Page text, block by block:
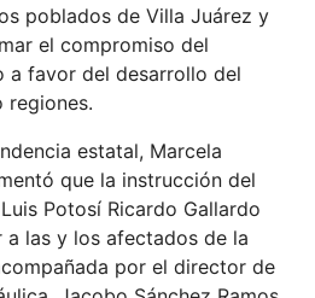
poblados de Villa Juárez y
el compromiso del
a favor del desarrollo del
regiones.
estatal, Marcela
que la instrucción del
Potosí Ricardo Gallardo
a las y los afectados de la
por el director de